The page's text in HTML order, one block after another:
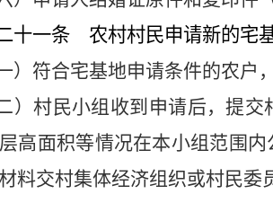
十一条 农村村民申请新的宅
一）符合宅基地申请条件的农
二）村民小组收到申请后，提
高面积等情况在本小组范围
料交村集体经济组织或村民